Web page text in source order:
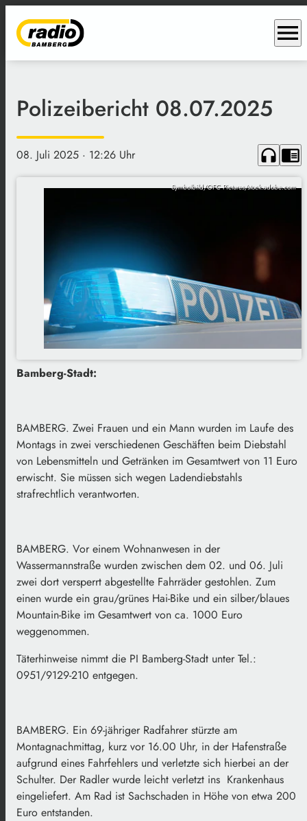
menu
Polizeibericht 08.07.2025
08. Juli 2025 · 12:26 Uhr headphones chrome_reader_mode
Symbolbild/OFC Pictures/stock.adobe.com
Bamberg-Stadt:
BAMBERG. Zwei Frauen und ein Mann wurden im Laufe des
Montags in zwei verschiedenen Geschäften beim Diebstahl
von Lebensmitteln und Getränken im Gesamtwert von 11 Euro
erwischt. Sie müssen sich wegen Ladendiebstahls
strafrechtlich verantworten.
BAMBERG. Vor einem Wohnanwesen in der
Wassermannstraße wurden zwischen dem 02. und 06. Juli
zwei dort versperrt abgestellte Fahrräder gestohlen. Zum
einen wurde ein grau/grünes Hai-Bike und ein silber/blaues
Mountain-Bike im Gesamtwert von ca. 1000 Euro
weggenommen.
Täterhinweise nimmt die PI Bamberg-Stadt unter Tel.:
0951/9129-210 entgegen.
BAMBERG. Ein 69-jähriger Radfahrer stürzte am
Montagnachmittag, kurz vor 16.00 Uhr, in der Hafenstraße
aufgrund eines Fahrfehlers und verletzte sich hierbei an der
Schulter. Der Radler wurde leicht verletzt ins Krankenhaus
eingeliefert. Am Rad ist Sachschaden in Höhe von etwa 200
Euro entstanden.